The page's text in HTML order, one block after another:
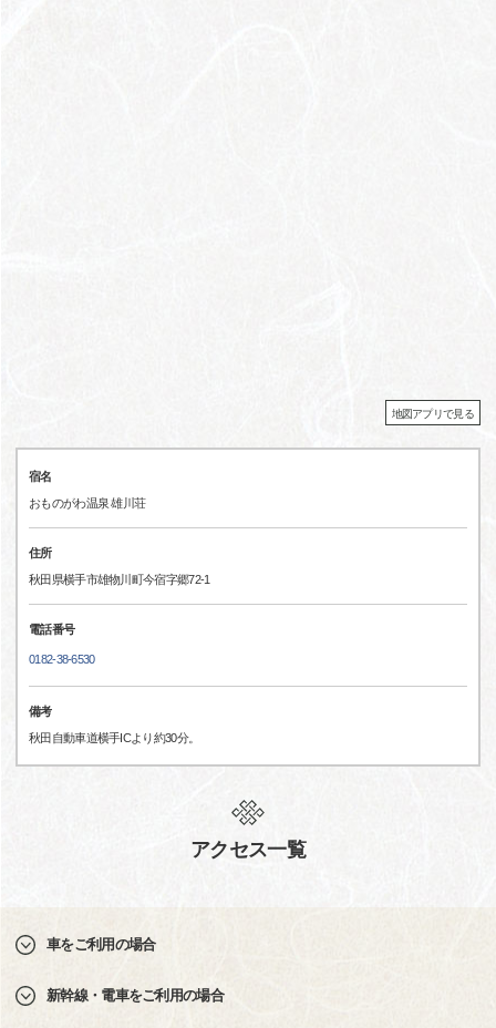
地図アプリで見る
宿名
おものがわ温泉 雄川荘
住所
秋田県横手市雄物川町今宿字郷72-1
電話番号
0182-38-6530
備考
秋田自動車道横手ICより約30分。
アクセス一覧
車をご利用の場合
新幹線・電車をご利用の場合